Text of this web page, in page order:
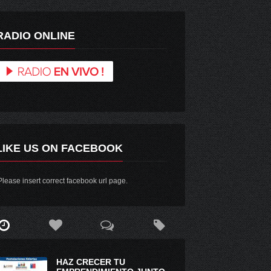
ONLINE
US ON FACEBOOK
insert correct facebook url page.
HAZ CRECER TU